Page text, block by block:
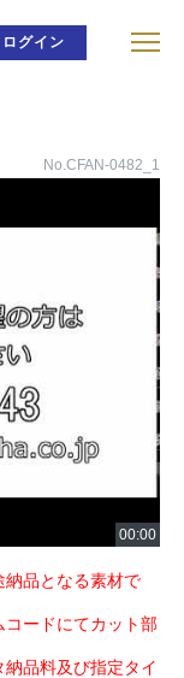
ログイン
No.CFAN-0482_1
品となる素材で
ードにてカット部
品料及び指定タイ